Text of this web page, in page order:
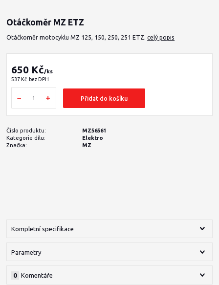
Otáčkoměr MZ ETZ
Otáčkoměr motocyklu MZ 125, 150, 250, 251 ETZ.celý popis
650 Kč/ks
537 Kč bez DPH
Přidat do košíku
Číslo produktu:
MZ56561
Kategorie dílu:
Elektro
Značka:
MZ
Kompletní specifikace
Parametry
Komentáře
0